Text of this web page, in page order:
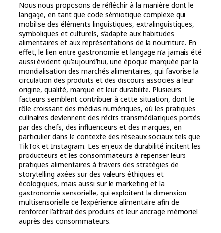
Nous nous proposons de réfléchir à la manière dont le
langage, en tant que code sémiotique complexe qui
mobilise des éléments linguistiques, extralinguistiques,
symboliques et culturels, s’adapte aux habitudes
alimentaires et aux représentations de la nourriture. En
effet, le lien entre gastronomie et langage n’a jamais été
aussi évident qu’aujourd’hui, une époque marquée par la
mondialisation des marchés alimentaires, qui favorise la
circulation des produits et des discours associés à leur
origine, qualité, marque et leur durabilité. Plusieurs
facteurs semblent contribuer à cette situation, dont le
rôle croissant des médias numériques, où les pratiques
culinaires deviennent des récits transmédiatiques portés
par des chefs, des influenceurs et des marques, en
particulier dans le contexte des réseaux sociaux tels que
TikTok et Instagram. Les enjeux de durabilité incitent les
producteurs et les consommateurs à repenser leurs
pratiques alimentaires à travers des stratégies de
storytelling axées sur des valeurs éthiques et
écologiques, mais aussi sur le marketing et la
gastronomie sensorielle, qui exploitent la dimension
multisensorielle de l’expérience alimentaire afin de
renforcer l’attrait des produits et leur ancrage mémoriel
auprès des consommateurs.